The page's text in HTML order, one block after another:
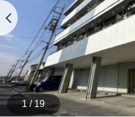
1 / 19